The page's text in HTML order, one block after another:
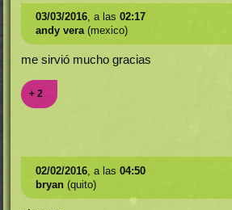
03/03/2016, a las 02:17
andy vera(mexico)
me sirvió mucho gracias
+ 2
02/02/2016, a las 04:50
bryan(quito)